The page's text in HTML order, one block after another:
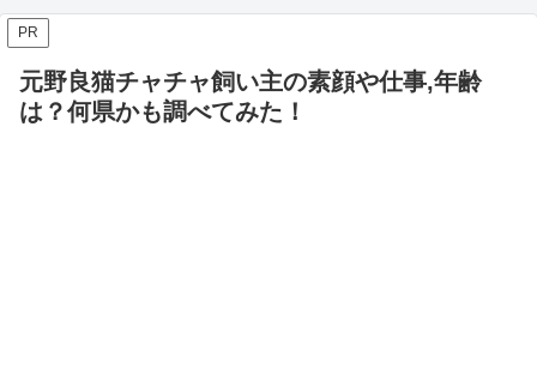
PR
元野良猫チャチャ飼い主の素顔や仕事,年齢
は？何県かも調べてみた！